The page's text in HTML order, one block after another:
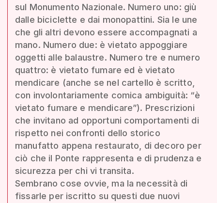
sul Monumento Nazionale. Numero uno: giù
dalle biciclette e dai monopattini. Sia le une
che gli altri devono essere accompagnati a
mano. Numero due: è vietato appoggiare
oggetti alle balaustre. Numero tre e numero
quattro: è vietato fumare ed è vietato
mendicare (anche se nel cartello è scritto,
con involontariamente comica ambiguità: “è
vietato fumare e mendicare”). Prescrizioni
che invitano ad opportuni comportamenti di
rispetto nei confronti dello storico
manufatto appena restaurato, di decoro per
ciò che il Ponte rappresenta e di prudenza e
sicurezza per chi vi transita.
Sembrano cose ovvie, ma la necessità di
fissarle per iscritto su questi due nuovi